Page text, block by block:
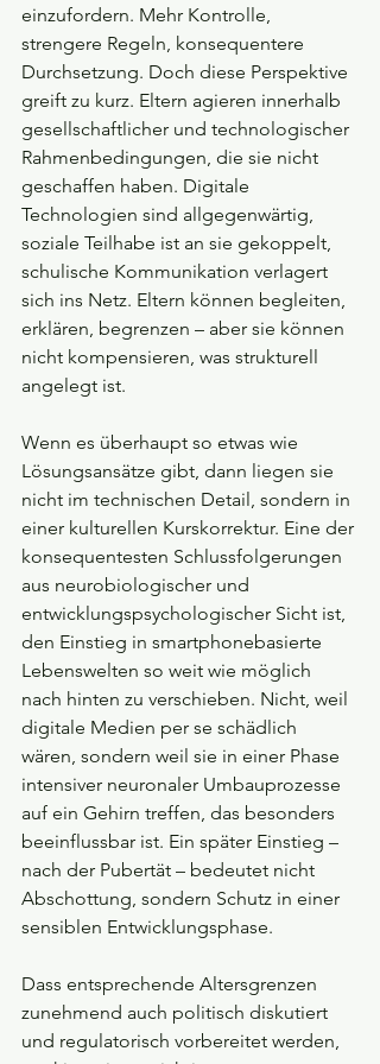
einzufordern. Mehr Kontrolle,
strengere Regeln, konsequentere
Durchsetzung. Doch diese Perspektive
greift zu kurz. Eltern agieren innerhalb
gesellschaftlicher und technologischer
Rahmenbedingungen, die sie nicht
geschaffen haben. Digitale
Technologien sind allgegenwärtig,
soziale Teilhabe ist an sie gekoppelt,
schulische Kommunikation verlagert
sich ins Netz. Eltern können begleiten,
erklären, begrenzen – aber sie können
nicht kompensieren, was strukturell
angelegt ist.
Wenn es überhaupt so etwas wie
Lösungsansätze gibt, dann liegen sie
nicht im technischen Detail, sondern in
einer kulturellen Kurskorrektur. Eine der
konsequentesten Schlussfolgerungen
aus neurobiologischer und
entwicklungspsychologischer Sicht ist,
den Einstieg in smartphonebasierte
Lebenswelten so weit wie möglich
nach hinten zu verschieben. Nicht, weil
digitale Medien per se schädlich
wären, sondern weil sie in einer Phase
intensiver neuronaler Umbauprozesse
auf ein Gehirn treffen, das besonders
beeinflussbar ist. Ein später Einstieg –
nach der Pubertät – bedeutet nicht
Abschottung, sondern Schutz in einer
sensiblen Entwicklungsphase.
Dass entsprechende Altersgrenzen
zunehmend auch politisch diskutiert
und regulatorisch vorbereitet werden,